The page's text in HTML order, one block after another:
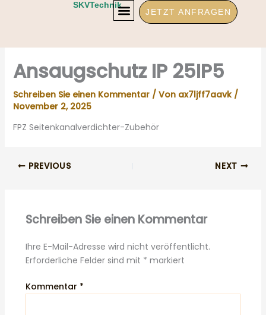
SKVTechnik
JETZT ANFRAGEN
Ansaugschutz IP 25IP5
Schreiben Sie einen Kommentar / Von ax7ljff7aavk /
November 2, 2025
FPZ Seitenkanalverdichter-Zubehör
PREVIOUS NEXT
Schreiben Sie einen Kommentar
Ihre E-Mail-Adresse wird nicht veröffentlicht.
Erforderliche Felder sind mit * markiert
Kommentar *